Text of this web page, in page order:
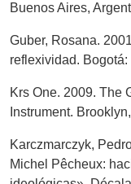
Buenos Aires,
Guber, Rosana.
reflexividad.
Krs One. 2009. The
Instrument.
Karczmarczyk,
Michel Pêcheux: